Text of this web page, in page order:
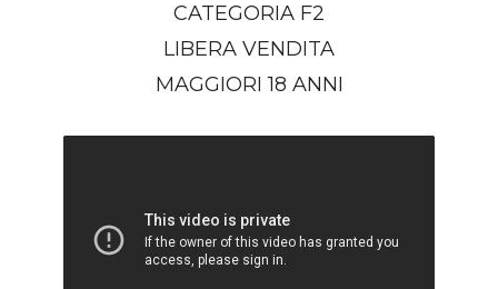
CATEGORIA F2
LIBERA VENDITA
MAGGIORI 18 ANNI